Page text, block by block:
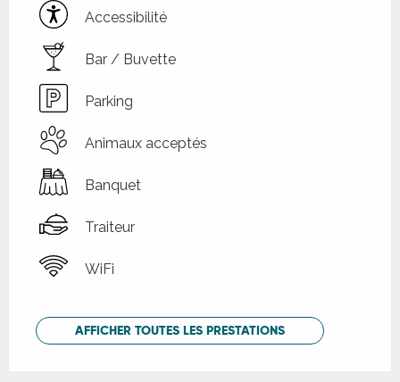
Accessibilité
Bar / Buvette
Parking
Animaux acceptés
Banquet
Traiteur
WiFi
AFFICHER TOUTES LES PRESTATIONS